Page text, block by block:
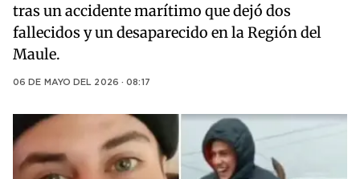
tras un accidente marítimo que dejó dos
fallecidos y un desaparecido en la Región del
Maule.
06 DE MAYO DEL 2026 · 08:17